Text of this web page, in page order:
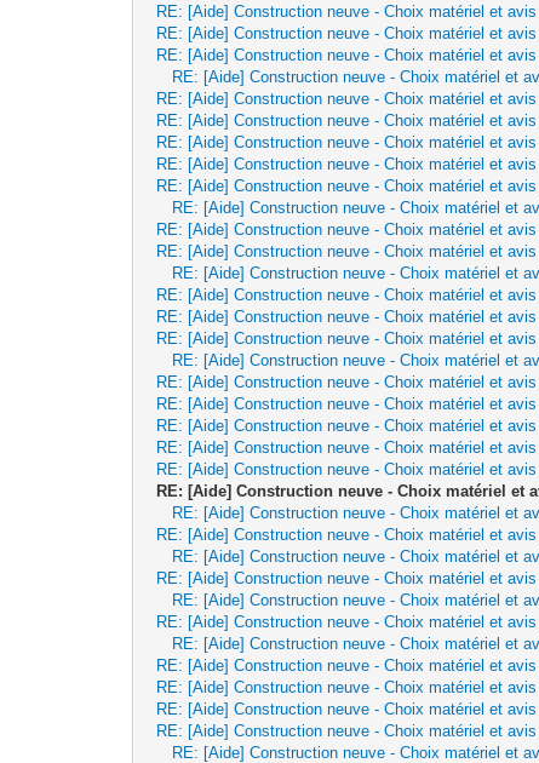
RE: [Aide] Construction neuve - Choix matériel et avis
RE: [Aide] Construction neuve - Choix matériel et avis
RE: [Aide] Construction neuve - Choix matériel et avis
RE: [Aide] Construction neuve - Choix matériel et
RE: [Aide] Construction neuve - Choix matériel et avis
RE: [Aide] Construction neuve - Choix matériel et avis
RE: [Aide] Construction neuve - Choix matériel et avis
RE: [Aide] Construction neuve - Choix matériel et avis
RE: [Aide] Construction neuve - Choix matériel et avis
RE: [Aide] Construction neuve - Choix matériel et
RE: [Aide] Construction neuve - Choix matériel et avis
RE: [Aide] Construction neuve - Choix matériel et avis
RE: [Aide] Construction neuve - Choix matériel et
RE: [Aide] Construction neuve - Choix matériel et avis
RE: [Aide] Construction neuve - Choix matériel et avis
RE: [Aide] Construction neuve - Choix matériel et avis
RE: [Aide] Construction neuve - Choix matériel et
RE: [Aide] Construction neuve - Choix matériel et avis
RE: [Aide] Construction neuve - Choix matériel et avis
RE: [Aide] Construction neuve - Choix matériel et avis
RE: [Aide] Construction neuve - Choix matériel et avis
RE: [Aide] Construction neuve - Choix matériel et avis
RE: [Aide] Construction neuve - Choix matériel et
RE: [Aide] Construction neuve - Choix matériel et
RE: [Aide] Construction neuve - Choix matériel et avis
RE: [Aide] Construction neuve - Choix matériel et
RE: [Aide] Construction neuve - Choix matériel et avis
RE: [Aide] Construction neuve - Choix matériel et
RE: [Aide] Construction neuve - Choix matériel et avis
RE: [Aide] Construction neuve - Choix matériel et
RE: [Aide] Construction neuve - Choix matériel et avis
RE: [Aide] Construction neuve - Choix matériel et avis
RE: [Aide] Construction neuve - Choix matériel et avis
RE: [Aide] Construction neuve - Choix matériel et avis
RE: [Aide] Construction neuve - Choix matériel et